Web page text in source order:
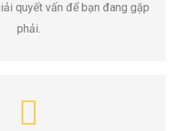
quyết vấn để bạn đang gặp
phải.